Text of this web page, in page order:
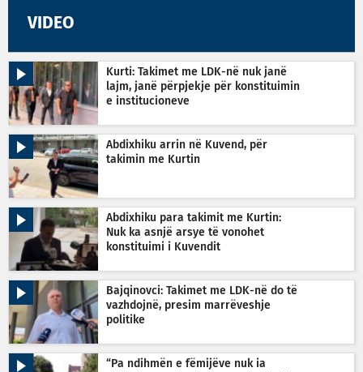
VIDEO
Kurti: Takimet me LDK-në nuk janë
lajm, janë përpjekje për konstituimin
e institucioneve
Abdixhiku arrin në Kuvend, për
takimin me Kurtin
Abdixhiku para takimit me Kurtin:
Nuk ka asnjë arsye të vonohet
konstituimi i Kuvendit
Bajqinovci: Takimet me LDK-në do të
vazhdojnë, presim marrëveshje
politike
“Pa ndihmën e fëmijëve nuk ia